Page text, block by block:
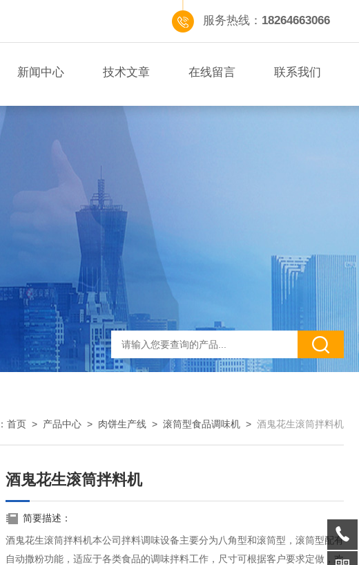
服务热线： 18264663066
新闻中心 技术文章 在线留言 联系我们
首页 > 产品中心 > 肉饼生产线 > 滚筒型食品调味机 > 酒鬼花生滚筒拌料机
酒鬼花生滚筒拌料机
简要描述：
酒鬼花生滚筒拌料机本公司拌料调味设备主要分为八角型和滚筒型，滚筒型配有
自动撒粉功能，适应于各类食品的调味拌料工作，尺寸可根据客户要求定做，欢